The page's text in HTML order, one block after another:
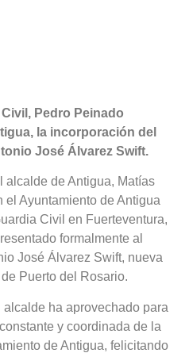
Pedro Peinado
la incorporación del
José Álvarez Swift.
alcalde de Antigua, Matías
el Ayuntamiento de Antigua
Civil en Fuerteventura,
formalmente al
José Álvarez Swift, nueva
Puerto del Rosario.
ha aprovechado para
y coordinada de la
de Antigua, felicitando